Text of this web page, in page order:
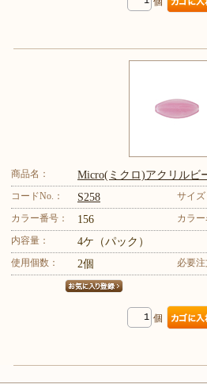
商品名： Micro(ミクロ)アクリル
コードNo.： S258 サイズ
カラー番号： 156
カラー
内容量：
4ケ（パック）
使用個数： 2個 必要注
個